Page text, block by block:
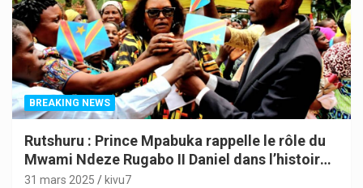
BREAKING NEWS
Rutshuru : Prince Mpabuka rappelle le rôle du
Mwami Ndeze Rugabo II Daniel dans l’histoire
de l’Indépendance du Congo
31 mars 2025 kivu7